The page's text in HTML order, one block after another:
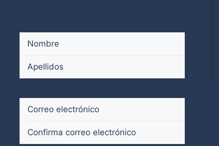
electrónico(Obligatorio)